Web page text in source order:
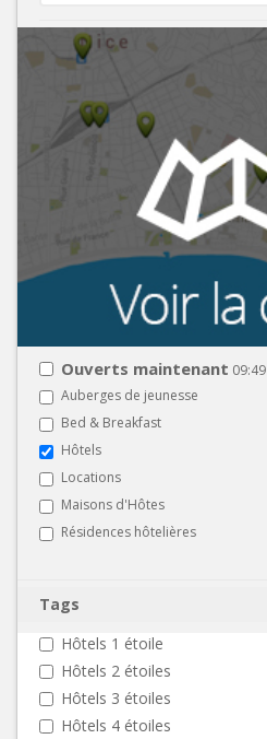
Ouverts maintenant 09:49
Auberges de jeunesse
Bed & Breakfast
Hôtels
Locations
Maisons d'Hôtes
Résidences hôtelières
Tags
Hôtels 1 étoile
Hôtels 2 étoiles
Hôtels 3 étoiles
Hôtels 4 étoiles